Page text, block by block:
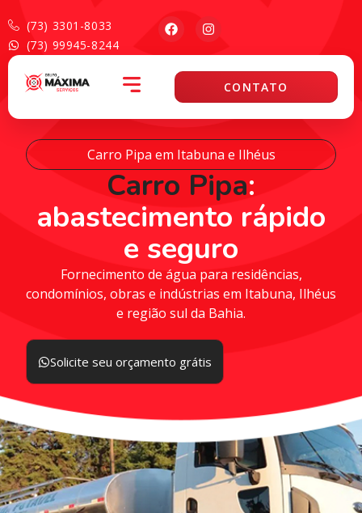
(73) 3301-8033
(73) 99945-8244
CONTATO
Carro Pipa em Itabuna e Ilhéus
Carro Pipa:
abastecimento rápido
e seguro
Fornecimento de água para residências,
condomínios, obras e indústrias em Itabuna, Ilhéus
e região sul da Bahia.
Solicite seu orçamento grátis